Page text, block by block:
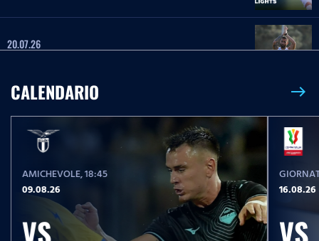
20.07.26
24.05.26
Highlights Serie A Enilive | Lazio-Pisa 2-1
17.05.26
Highlights Serie A Women Athora | Fiorentina-
Lazio Women 2-1
CALENDARIO east
AMICHEVOLE, 18:45
09.08.26
VS
16.08.26
VS